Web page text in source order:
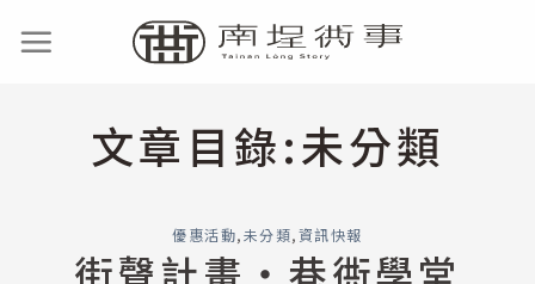
文章目錄:未分類
優惠活動,未分類,資訊快報
街聲計畫‧巷衖學堂